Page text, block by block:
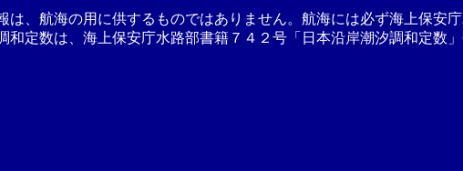
は、航海の用に供するものではありません。航海には必ず海上保安
和定数は、海上保安庁水路部書籍７４２号「日本沿岸潮汐調和定数